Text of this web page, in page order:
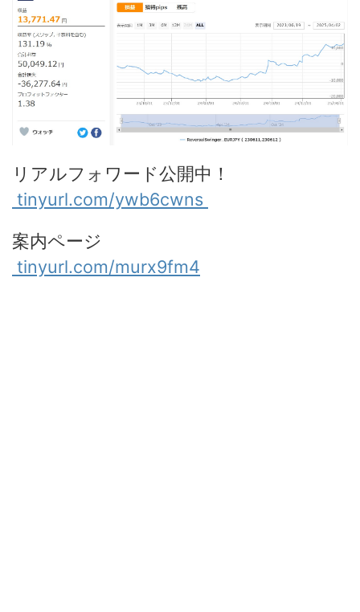
リアルフォワード公開中！
tinyurl.com/ywb6cwns
案内ページ
tinyurl.com/murx9fm4